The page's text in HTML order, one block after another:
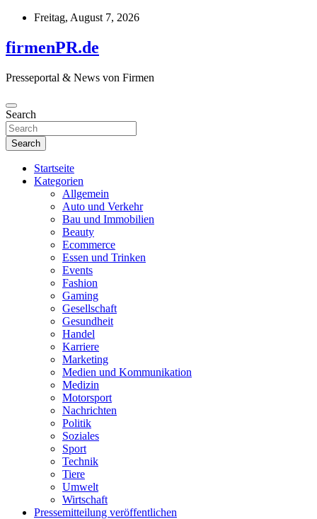
Skip
content
Freitag, August 7, 2026
firmenPR.de
Presseportal & News von Firmen
Search
Search
Startseite
Kategorien
Allgemein
Auto und Verkehr
Bau und Immobilien
Beauty
Ecommerce
Essen und Trinken
Events
Fashion
Gaming
Gesellschaft
Gesundheit
Handel
Karriere
Marketing
Medien und Kommunikation
Medizin
Motorsport
Nachrichten
Politik
Soziales
Sport
Technik
Tiere
Umwelt
Wirtschaft
Pressemitteilung veröffentlichen